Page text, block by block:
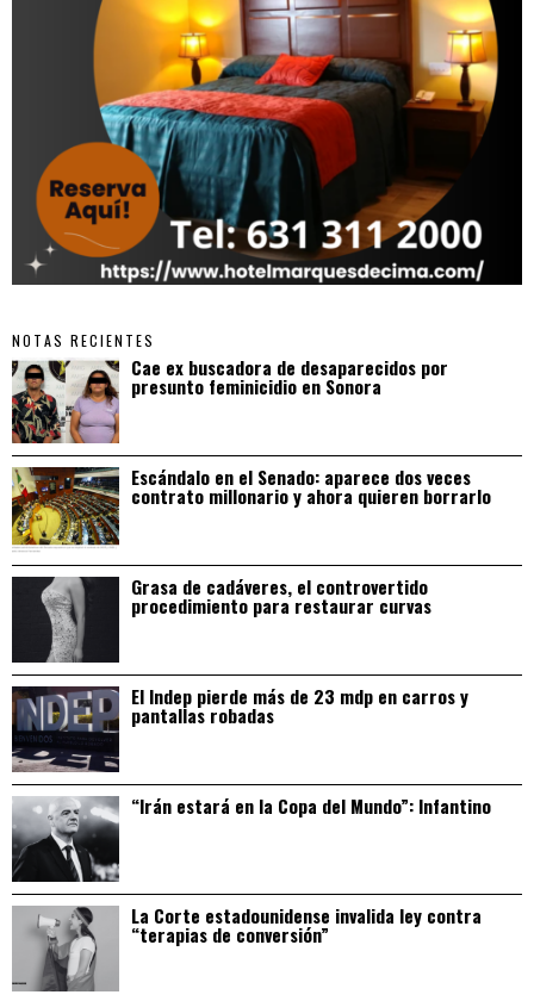
NOTAS RECIENTES
Cae ex buscadora de desaparecidos por
presunto feminicidio en Sonora
Escándalo en el Senado: aparece dos veces
contrato millonario y ahora quieren borrarlo
Grasa de cadáveres, el controvertido
procedimiento para restaurar curvas
El Indep pierde más de 23 mdp en carros y
pantallas robadas
“Irán estará en la Copa del Mundo”: Infantino
La Corte estadounidense invalida ley contra
“terapias de conversión”